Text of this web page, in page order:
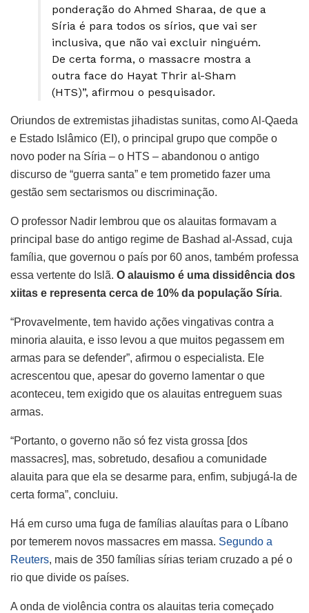
ponderação do Ahmed Sharaa, de que a
Síria é para todos os sírios, que vai ser
inclusiva, que não vai excluir ninguém.
De certa forma, o massacre mostra a
outra face do Hayat Thrir al-Sham
(HTS)”, afirmou o pesquisador.
Oriundos de extremistas jihadistas sunitas, como Al-Qaeda
e Estado Islâmico (EI), o principal grupo que compõe o
novo poder na Síria – o HTS – abandonou o antigo
discurso de “guerra santa” e tem prometido fazer uma
gestão sem sectarismos ou discriminação.
O professor Nadir lembrou que os alauitas formavam a
principal base do antigo regime de Bashad al-Assad, cuja
família, que governou o país por 60 anos, também professa
essa vertente do Islã. O alauismo é uma dissidência dos
xiitas e representa cerca de 10% da população Síria.
“Provavelmente, tem havido ações vingativas contra a
minoria alauita, e isso levou a que muitos pegassem em
armas para se defender”, afirmou o especialista. Ele
acrescentou que, apesar do governo lamentar o que
aconteceu, tem exigido que os alauitas entreguem suas
armas.
“Portanto, o governo não só fez vista grossa [dos
massacres], mas, sobretudo, desafiou a comunidade
alauita para que ela se desarme para, enfim, subjugá-la de
certa forma”, concluiu.
Há em curso uma fuga de famílias alauítas para o Líbano
por temerem novos massacres em massa. Segundo a
Reuters, mais de 350 famílias sírias teriam cruzado a pé o
rio que divide os países.
A onda de violência contra os alauitas teria começado